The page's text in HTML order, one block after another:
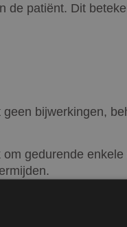
patiënt. Dit
bijwerkingen,
gedurende
kan duren. Het